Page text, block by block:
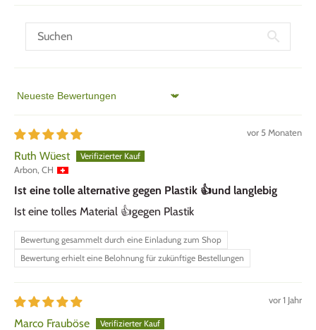
Sort by
vor 5 Monaten
Ruth Wüest
Arbon, CH
Ist eine tolle alternative gegen Plastik 👍und langlebig
Ist eine tolles Material 👍gegen Plastik
Bewertung gesammelt durch eine Einladung zum Shop
Bewertung erhielt eine Belohnung für zukünftige Bestellungen
vor 1 Jahr
Marco Frauböse